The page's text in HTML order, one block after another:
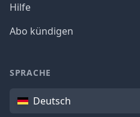
Hilfe
Abo kündigen
SPRACHE
SpracheDeutsch